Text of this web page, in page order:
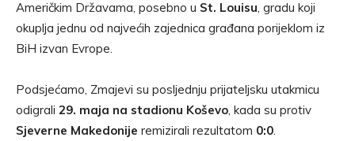
Američkim Državama, posebno u St. Louisu, gradu koji
okuplja jednu od najvećih zajednica građana porijeklom iz
BiH izvan Evrope.
Podsjećamo, Zmajevi su posljednju prijateljsku utakmicu
odigrali 29. maja na stadionu Koševo, kada su protiv
Sjeverne Makedonije remizirali rezultatom 0:0.